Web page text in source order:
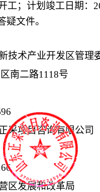
工；计划竣工日期：
疑文件。
技术产业开发区管理
南二路1118号
采项目咨询有限公司
区发展和改革局